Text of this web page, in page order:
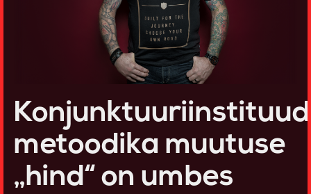
metoodika muutuse
„hind“ on umbes